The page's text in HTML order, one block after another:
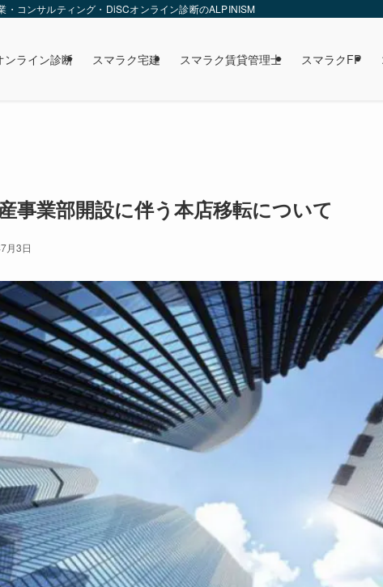
コンサルティング・DiSCオンライン診断のALPINISM
ンライン診断 スマラク宅建 スマラク賃貸管理士 スマラクFP
事業部開設に伴う本店移転について
月3日